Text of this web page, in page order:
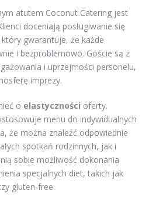
atutem Coconut Catering jest
doceniają posługiwanie się
gwarantuje, że każde
i bezproblemowo. Goście są z
i uprzejmości personelu,
imprezy.
o elastyczności oferty.
menu do indywidualnych
że można znaleźć odpowiednie
spotkań rodzinnych, jak i
sobie możliwość dokonania
specjalnych diet, takich jak
gluten-free.